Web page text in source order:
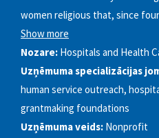
women religious that, since
Show more
Nozare: Hospitals and Health
Uzņēmuma specializācijas
human service outreach,
grantmaking foundations
Uzņēmuma veids: Nonprofit